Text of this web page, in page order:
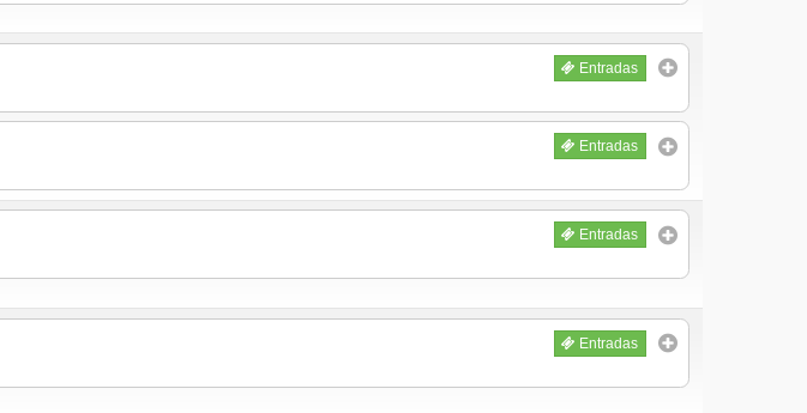
Entradas
Entradas
Entradas
Entradas